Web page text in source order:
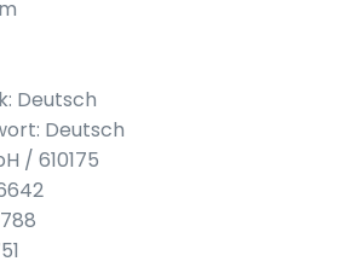
Deutsch
Deutsch
/ 610175